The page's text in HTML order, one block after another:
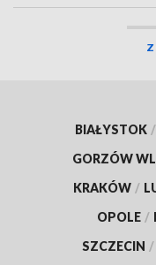
BIAŁYSTOK /
GORZÓW
KRAKÓW /
OPOLE /
SZCZECIN /